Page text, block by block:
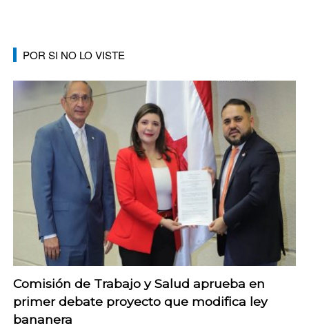
POR SI NO LO VISTE
Comisión de Trabajo y Salud aprueba en
primer debate proyecto que modifica ley
bananera